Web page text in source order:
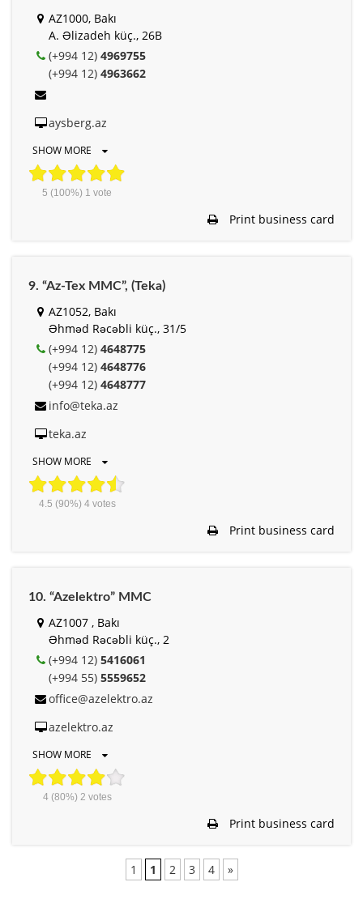
AZ1000, Bakı
A. Əlizadeh küç., 26B
(+994 12) 4969755
(+994 12) 4963662
aysberg.az
SHOW MORE
5 (100%) 1 vote
Print business card
9. “Az-Tex MMC”, (Teka)
AZ1052, Bakı
Əhməd Rəcəbli küç., 31/5
(+994 12) 4648775
(+994 12) 4648776
(+994 12) 4648777
info@teka.az
teka.az
SHOW MORE
4.5 (90%) 4votes
Print business card
10. “Azelektro” MMC
AZ1007 , Bakı
Əhməd Rəcəbli küç., 2
(+994 12) 5416061
(+994 55) 5559652
office@azelektro.az
azelektro.az
SHOW MORE
4(80%) 2 votes
Print business card
1 1 2 3 4 »